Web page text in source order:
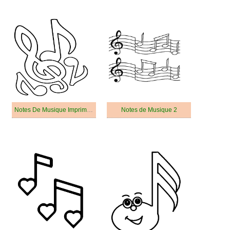
Notes De Musique Imprimable Pour Les Enfants Notes de Musique 2